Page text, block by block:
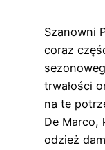
Szanowni
coraz
trwałości
na te
De Marco,
odzież